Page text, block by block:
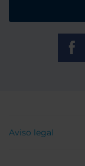
Aviso legal